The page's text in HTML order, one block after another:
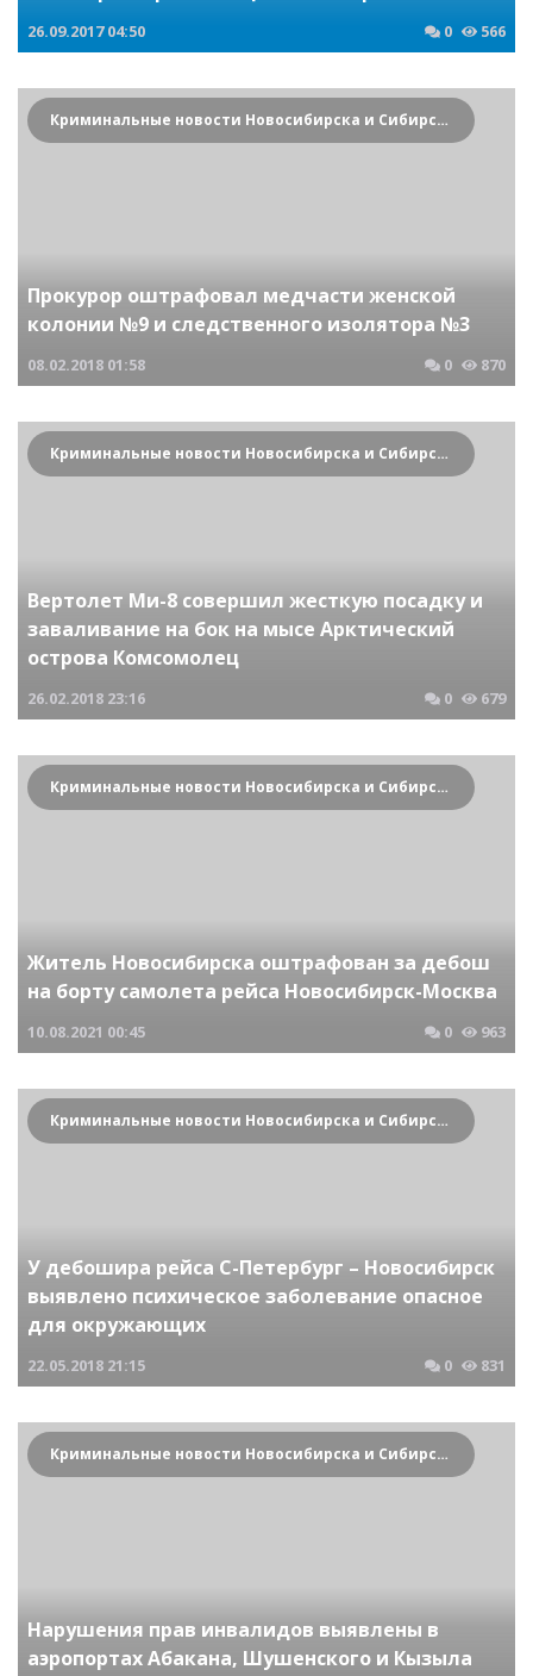
26.09.2017 04:50 0 566
Криминальные новости Новосибирска и Сибирского региона
Прокурор оштрафовал медчасти женской
колонии №9 и следственного изолятора №3
08.02.2018 01:58 0 870
Криминальные новости Новосибирска и Сибирского региона
Вертолет Ми-8 совершил жесткую посадку и
заваливание на бок на мысе Арктический
острова Комсомолец
26.02.2018 23:16 0 679
Криминальные новости Новосибирска и Сибирского региона
Житель Новосибирска оштрафован за дебош
на борту самолета рейса Новосибирск-Москва
10.08.2021 00:45 0 963
Криминальные новости Новосибирска и Сибирского региона
У дебошира рейса С-Петербург – Новосибирск
выявлено психическое заболевание опасное
для окружающих
22.05.2018 21:15 0 831
Криминальные новости Новосибирска и Сибирского региона
Нарушения прав инвалидов выявлены в
аэропортах Абакана, Шушенского и Кызыла